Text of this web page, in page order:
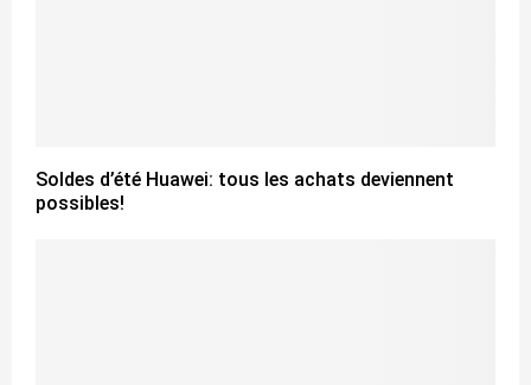
Soldes d’été Huawei: tous les achats deviennent
possibles!